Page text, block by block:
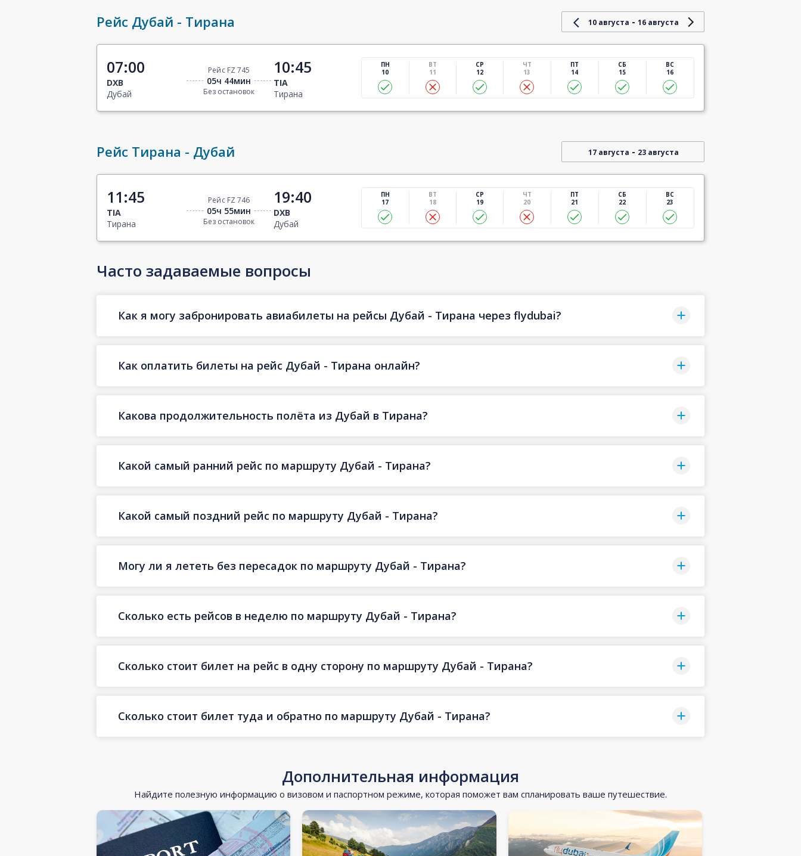
Рейс Дубай - Тирана 10 августа - 16 августа
07:00
DXB
Дубай
Рейс FZ 745
05ч 44мин
Без остановок
10:45
TIA
Тирана
ПН
10
ВТ
11
СР
12
ЧТ
13
ПТ
14
СБ
15
ВС
16
Рейс Тирана - Дубай 17 августа - 23 августа
11:45
TIA
Тирана
Рейс FZ 746
05ч 55мин
Без остановок
19:40
DXB
Дубай
ПН
17
ВТ
18
СР
19
ЧТ
20
ПТ
21
СБ
22
ВС
23
Часто задаваемые вопросы
Как я могу забронировать авиабилеты на рейсы Дубай - Тирана через flydubai?
Как оплатить билеты на рейс Дубай - Тирана онлайн?
Какова продолжительность полёта из Дубай в Тирана?
Какой самый ранний рейс по маршруту Дубай - Тирана?
Какой самый поздний рейс по маршруту Дубай - Тирана?
Могу ли я лететь без пересадок по маршруту Дубай - Тирана?
Сколько есть рейсов в неделю по маршруту Дубай - Тирана?
Сколько стоит билет на рейс в одну сторону по маршруту Дубай - Тирана?
Сколько стоит билет туда и обратно по маршруту Дубай - Тирана?
Дополнительная информация
Найдите полезную информацию о визовом и паспортном режиме, которая поможет вам спланировать ваше путешествие.